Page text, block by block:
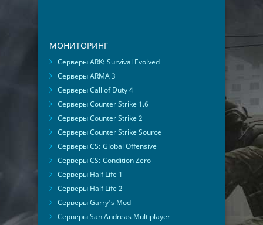
МОНИТОРИНГ
Серверы ARK: Survival Evolved
Серверы ARMA 3
Серверы Call of Duty 4
Серверы Counter Strike 1.6
Серверы Counter Strike 2
Серверы Counter Strike Source
Серверы CS: Global Offensive
Серверы CS: Condition Zero
Серверы Half Life 1
Серверы Half Life 2
Серверы Garry's Mod
Серверы San Andreas Multiplayer